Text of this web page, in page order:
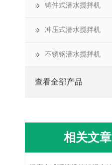
铸件式潜水搅拌机
冲压式潜水搅拌机
不锈钢潜水搅拌机
查看全部产品
相关文章